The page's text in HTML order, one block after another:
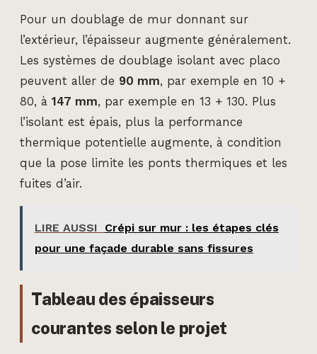
Pour un doublage de mur donnant sur
l’extérieur, l’épaisseur augmente généralement.
Les systèmes de doublage isolant avec placo
peuvent aller de 90 mm, par exemple en 10 +
80, à 147 mm, par exemple en 13 + 130. Plus
l’isolant est épais, plus la performance
thermique potentielle augmente, à condition
que la pose limite les ponts thermiques et les
fuites d’air.
LIRE AUSSI
Crépi sur mur : les étapes clés
pour une façade durable sans fissures
Tableau des épaisseurs
courantes selon le projet